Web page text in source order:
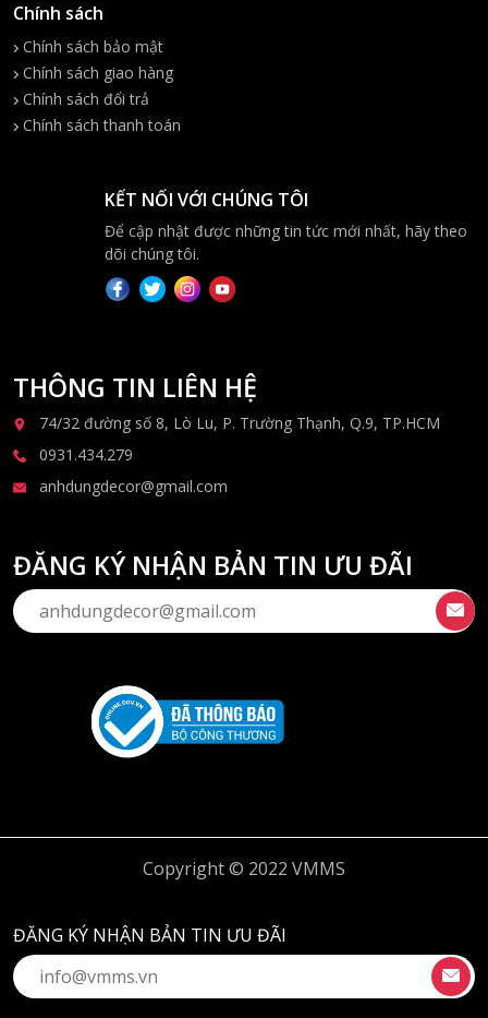
Chính sách
Chính sách bảo mật
Chính sách giao hàng
Chính sách đổi trả
Chính sách thanh toán
KẾT NỐI VỚI CHÚNG TÔI
Để cập nhật được những tin tức mới nhất, hãy theo
dõi chúng tôi.
THÔNG TIN LIÊN HỆ
74/32 đường số 8, Lò Lu, P. Trường Thạnh, Q.9, TP.HCM
0931.434.279
anhdungdecor@gmail.com
ĐĂNG KÝ NHẬN BẢN TIN ƯU ĐÃI
Copyright © 2022 VMMS
ĐĂNG KÝ NHẬN BẢN TIN ƯU ĐÃI